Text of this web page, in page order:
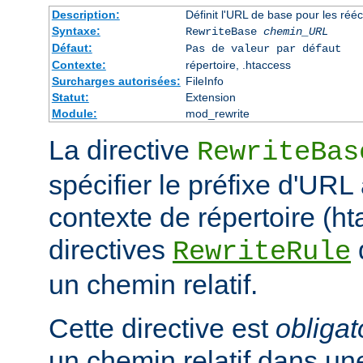
Description:
Définit l'URL de base pour les
Syntaxe:
RewriteBase chemin_URL
Défaut:
Pas de valeur par défaut
Contexte:
répertoire, .htaccess
Surcharges autorisées: FileInfo
Statut:
Extension
Module:
mod_rewrite
La directive
spécifier le préfixe
contexte de répertoire
directives RewriteRule
un chemin relatif.
Cette directive est